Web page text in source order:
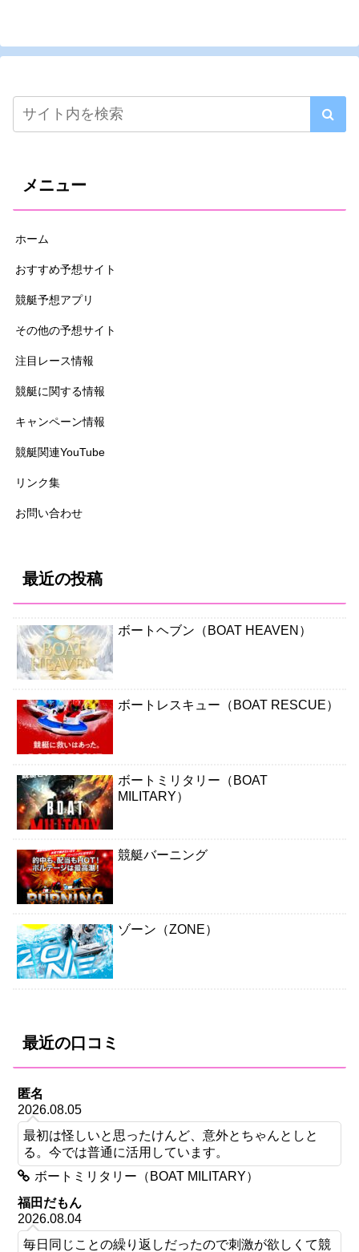
メニュー
ホーム
おすすめ予想サイト
競艇予想アプリ
その他の予想サイト
注目レース情報
競艇に関する情報
キャンペーン情報
競艇関連YouTube
リンク集
お問い合わせ
最近の投稿
ボートヘブン（BOAT HEAVEN）
ボートレスキュー（BOAT RESCUE）
ボートミリタリー（BOAT
MILITARY）
競艇バーニング
ゾーン（ZONE）
最近の口コミ
匿名
2026.08.05
最初は怪しいと思ったけんど、意外とちゃんとしと
る。今では普通に活用しています。
ボートミリタリー（BOAT MILITARY）
福田だもん
2026.08.04
毎日同じことの繰り返しだったので刺激が欲しくて競